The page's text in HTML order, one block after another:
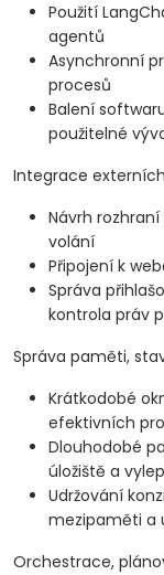
Použití
agentů
Asynchronní
procesů
Balení
použitelné
Integrace
Návrh
volání
Připojení k
Správa
kontrola práv
Správa paměti,
Krátkodobé
efektivních
Dlouhodobé
úložiště a
Udržování
mezipaměti a
Orchestrace,